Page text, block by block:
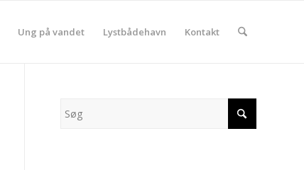
Ung på vandet Lystbådehavn Kontakt